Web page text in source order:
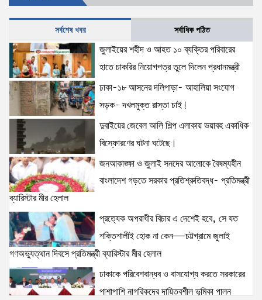
15 views|posted on August 6, 2026
জুলাইয়ের শহীদ ও আহত ১০ ব্যক্তির পরিবারের হাতে চাকরির
নিয়োগপত্র তুলে দিলেন প্রধানমন্ত্রী
15 views |posted on August 8, 2026
আইনশৃঙ্খলা পরিস্থিতি সম্পূর্ণ নিয়ন্ত্রণে রয়েছে: স্বরাষ্ট্রমন্ত্রী
12 views |posted on August 3, 2026
অহেতুক প্রকল্প নয়, পাহাড়িদের জীবনমান উন্নয়নে
বাস্তবভিত্তিক কার্যকর উদ্যোগ নেয়ার আহ্বান পার্বত্য
8 views|
আমরা মালিক নই, দেশের ১৮ কোটি জনগণের সেবক: ভূমি
প্রতিমন্ত্রী ব্যারিস্টার মীর হেলাল
6 views|
সর্বশেষ খবর সর্বাধিক পঠিত
জুলাইয়ের শহীদ ও আহত ১০ ব্যক্তির পরিবারের
হাতে চাকরির নিয়োগপত্র তুলে দিলেন প্রধানমন্ত্রী
ঢাকা-১৮ আসনের দলিপাড়া- আহালিয়া সংযোগ
সড়ক- দখলমুক্ত রাস্তা চাই!
দুবাইয়ের জেবেল আলি শিল্প এলাকায় ভয়াবহ একাধিক
বিস্ফোরণের ঘটনা ঘটেছে।
জনআকাঙ্ক্ষা ও জুলাই সনদের আলোকে বৈষম্যহীন
বাংলাদেশ গড়তে সরকার প্রতিশ্রুতিবদ্ধ- প্রতিমন্ত্রী
ব্যারিস্টার মীর হেলাল
প্রত্যেক অপরাধীর বিচার এ দেশেই হবে, সে যত
শক্তিশালীই হোক না কেন—চট্টগ্রামে জুলাই
গণঅভ্যুত্থান দিবসে প্রতিমন্ত্রী ব্যারিস্টার মীর হেলাল
ঢাকাকে পরিবেশবান্ধব ও বাসযোগ্য করতে সরকারের
পাশাপাশি নাগরিকদের দায়িত্বশীল ভূমিকা পালন